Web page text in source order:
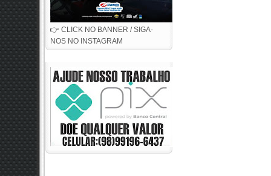
👉 CLICK NO BANNER / SIGA-
NOS NO INSTAGRAM